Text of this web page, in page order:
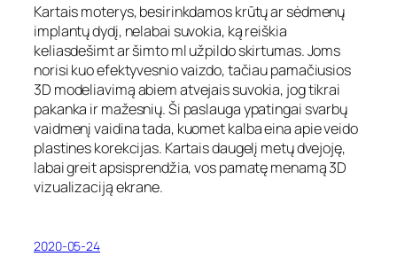
Kartais moterys, besirinkdamos krūtų ar sėdmenų
implantų dydį, nelabai suvokia, ką reiškia
keliasdešimt ar šimto ml užpildo skirtumas. Joms
norisi kuo efektyvesnio vaizdo, tačiau pamačiusios
3D modeliavimą abiem atvejais suvokia, jog tikrai
pakanka ir mažesnių. Ši paslauga ypatingai svarbų
vaidmenį vaidina tada, kuomet kalba eina apie veido
plastines korekcijas. Kartais daugelį metų dvejoję,
labai greit apsisprendžia, vos pamatę menamą 3D
vizualizaciją ekrane.
2020-05-24